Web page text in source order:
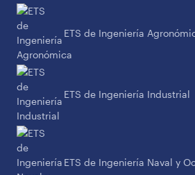
ETS de Ingeniería
ETS de Ingeniería Industrial
ETS de Ingeniería Naval y